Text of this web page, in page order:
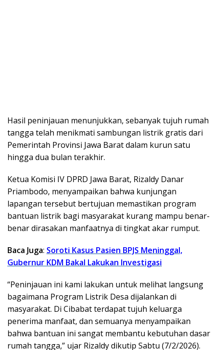
Hasil peninjauan menunjukkan, sebanyak tujuh rumah
tangga telah menikmati sambungan listrik gratis dari
Pemerintah Provinsi Jawa Barat dalam kurun satu
hingga dua bulan terakhir.
Ketua Komisi IV DPRD Jawa Barat, Rizaldy Danar
Priambodo, menyampaikan bahwa kunjungan
lapangan tersebut bertujuan memastikan program
bantuan listrik bagi masyarakat kurang mampu benar-
benar dirasakan manfaatnya di tingkat akar rumput.
Baca Juga: Soroti Kasus Pasien BPJS Meninggal,
Gubernur KDM Bakal Lakukan Investigasi
“Peninjauan ini kami lakukan untuk melihat langsung
bagaimana Program Listrik Desa dijalankan di
masyarakat. Di Cibabat terdapat tujuh keluarga
penerima manfaat, dan semuanya menyampaikan
bahwa bantuan ini sangat membantu kebutuhan dasar
rumah tangga,” ujar Rizaldy dikutip Sabtu (7/2/2026).